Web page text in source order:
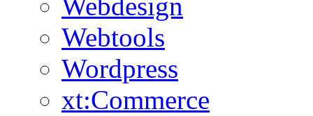
Webdesign
Webtools
Wordpress
xt:Commerce